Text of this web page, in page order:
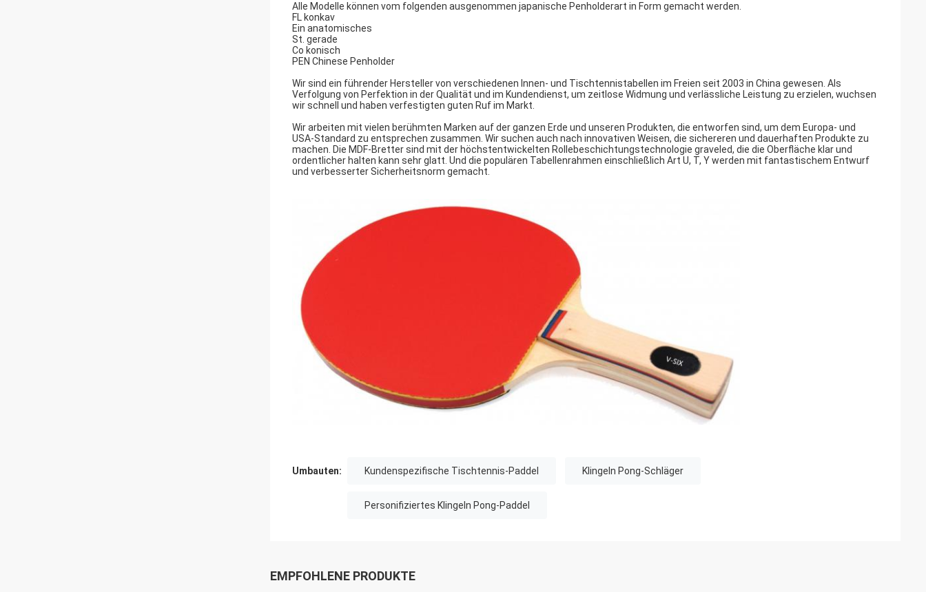
Alle Modelle können vom folgenden ausgenommen japanische Penholderart in Form gemacht werden.
FL konkav
Ein anatomisches
St. gerade
Co konisch
PEN Chinese Penholder
Wir sind ein führender Hersteller von verschiedenen Innen- und Tischtennistabellen im Freien seit 2003 in China gewesen. Als
Verfolgung von Perfektion in der Qualität und im Kundendienst, um zeitlose Widmung und verlässliche Leistung zu erzielen, wuchsen
wir schnell und haben verfestigten guten Ruf im Markt.
Wir arbeiten mit vielen berühmten Marken auf der ganzen Erde und unseren Produkten, die entworfen sind, um dem Europa- und
USA-Standard zu entsprechen zusammen. Wir suchen auch nach innovativen Weisen, die sichereren und dauerhaften Produkte zu
machen. Die MDF-Bretter sind mit der höchstentwickelten Rollebeschichtungstechnologie graveled, die die Oberfläche klar und
ordentlicher halten kann sehr glatt. Und die populären Tabellenrahmen einschließlich Art U, T, Y werden mit fantastischem Entwurf
und verbesserter Sicherheitsnorm gemacht.
Umbauten: Kundenspezifische Tischtennis-Paddel Klingeln Pong-Schläger
Personifiziertes Klingeln Pong-Paddel
EMPFOHLENE PRODUKTE